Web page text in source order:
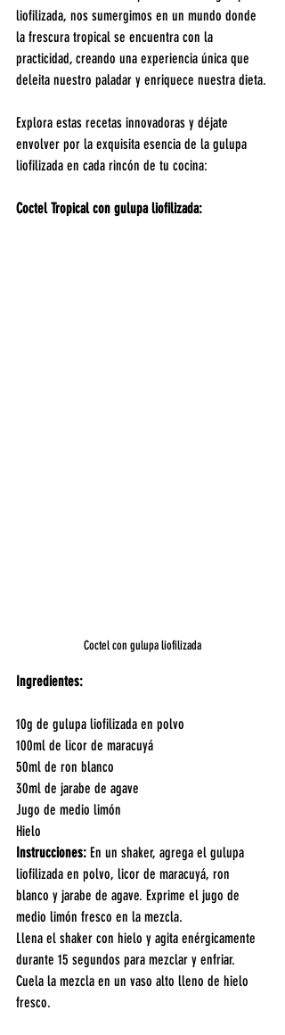
liofilizada, nos sumergimos en un mundo donde
la frescura tropical se encuentra con la
practicidad, creando una experiencia única que
deleita nuestro paladar y enriquece nuestra dieta.
Explora estas recetas innovadoras y déjate
envolver por la exquisita esencia de la gulupa
liofilizada en cada rincón de tu cocina:
Coctel Tropical con gulupa liofilizada:
Coctel con gulupa liofilizada
Ingredientes:
10g de gulupa liofilizada en polvo
100ml de licor de maracuyá
50ml de ron blanco
30ml de jarabe de agave
Jugo de medio limón
Hielo
Instrucciones: En un shaker, agrega el gulupa
liofilizada en polvo, licor de maracuyá, ron
blanco y jarabe de agave. Exprime el jugo de
medio limón fresco en la mezcla.
Llena el shaker con hielo y agita enérgicamente
durante 15 segundos para mezclar y enfriar.
Cuela la mezcla en un vaso alto lleno de hielo
fresco.